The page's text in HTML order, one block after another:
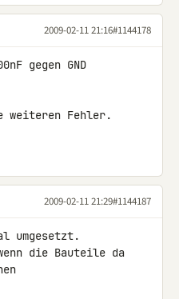
2009-02-11 21:16#1144178
gegen GND
weiteren Fehler.
2009-02-11 21:29#1144187
umgesetzt.
die Bauteile da